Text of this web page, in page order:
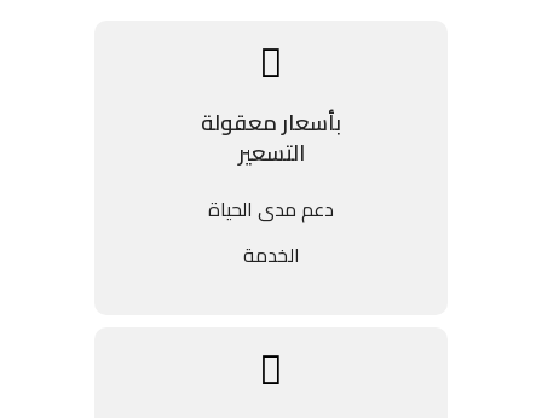
بأسعار معقولة
التسعير
دعم مدى الحياة
الخدمة